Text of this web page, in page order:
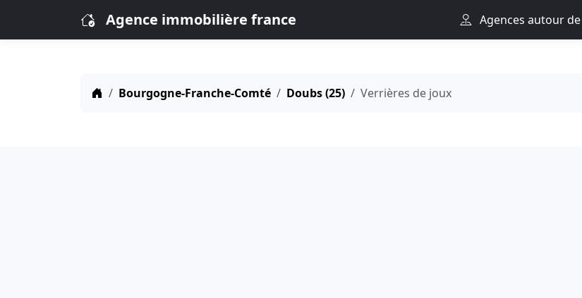
Agence immobilière france Agences autour
Bourgogne-Franche-Comté Doubs (25) Verrières de joux